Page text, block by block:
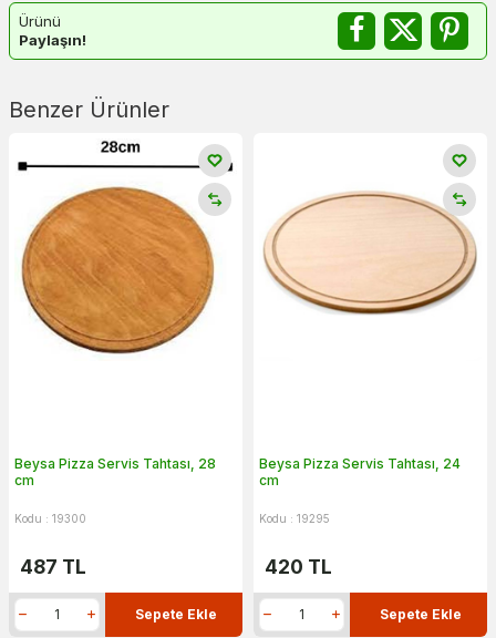
Ürünü
Paylaşın!
Benzer Ürünler
Beysa Pizza Servis Tahtası, 28
cm
Kodu : 19300
487 TL
Sepete Ekle
Beysa Pizza Servis Tahtası, 24
cm
Kodu : 19295
420 TL
Sepete Ekle